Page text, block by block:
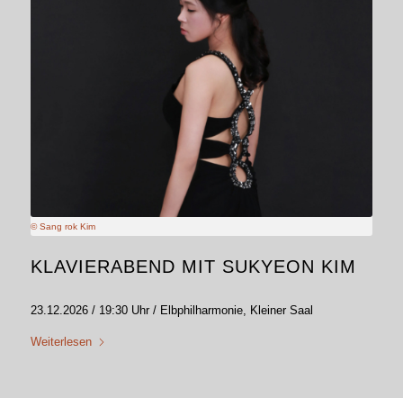
© Sang rok Kim
KLAVIERABEND MIT SUKYEON KIM
23.12.2026 / 19:30 Uhr / Elbphilharmonie, Kleiner Saal
Weiterlesen